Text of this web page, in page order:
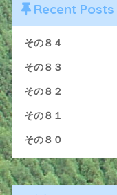
Recent Posts
その８４
その８３
その８２
その８１
その８０